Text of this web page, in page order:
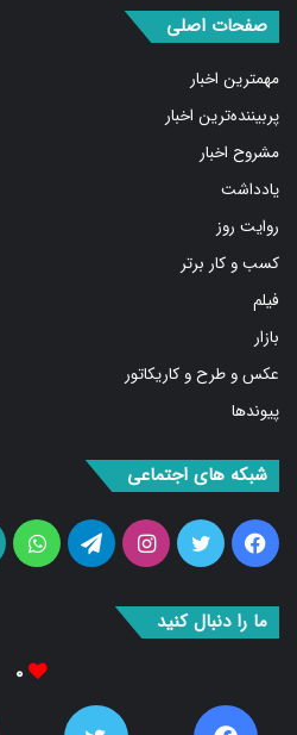
مهمترین اخبار
پربیننده‌ترین اخبار
مشروح اخبار
یادداشت
روایت روز
کسب و کار برتر
فیلم
بازار
عکس و طرح و کاریکاتور
پیوندها
فیس
بوک
توییتراینستاگرامتلگرام
آپ